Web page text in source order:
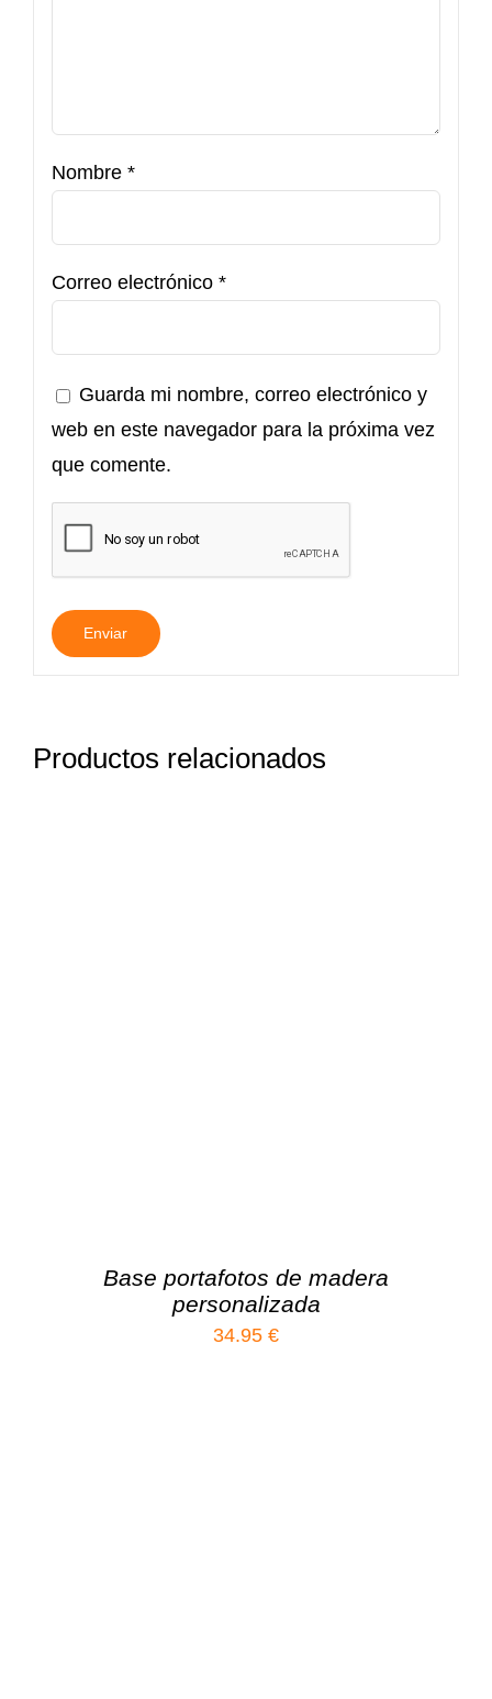
Nombre *
Correo electrónico *
Guarda mi nombre, correo electrónico y
web en este navegador para la próxima vez
que comente.
Productos relacionados
Base portafotos de madera
personalizada
34.95 €